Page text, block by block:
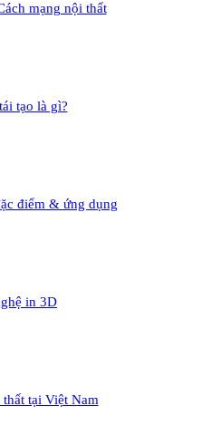
mạng nội thất
tạo là gì?
điểm & ứng dụng
in 3D
tại Việt Nam